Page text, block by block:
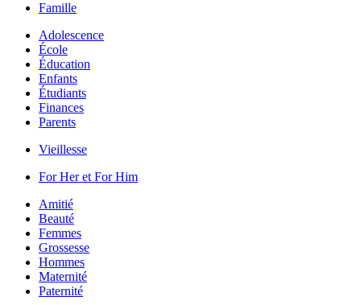
Famille
Adolescence
École
Éducation
Enfants
Étudiants
Finances
Parents
Vieillesse
For Her et For Him
Amitié
Beauté
Femmes
Grossesse
Hommes
Maternité
Paternité